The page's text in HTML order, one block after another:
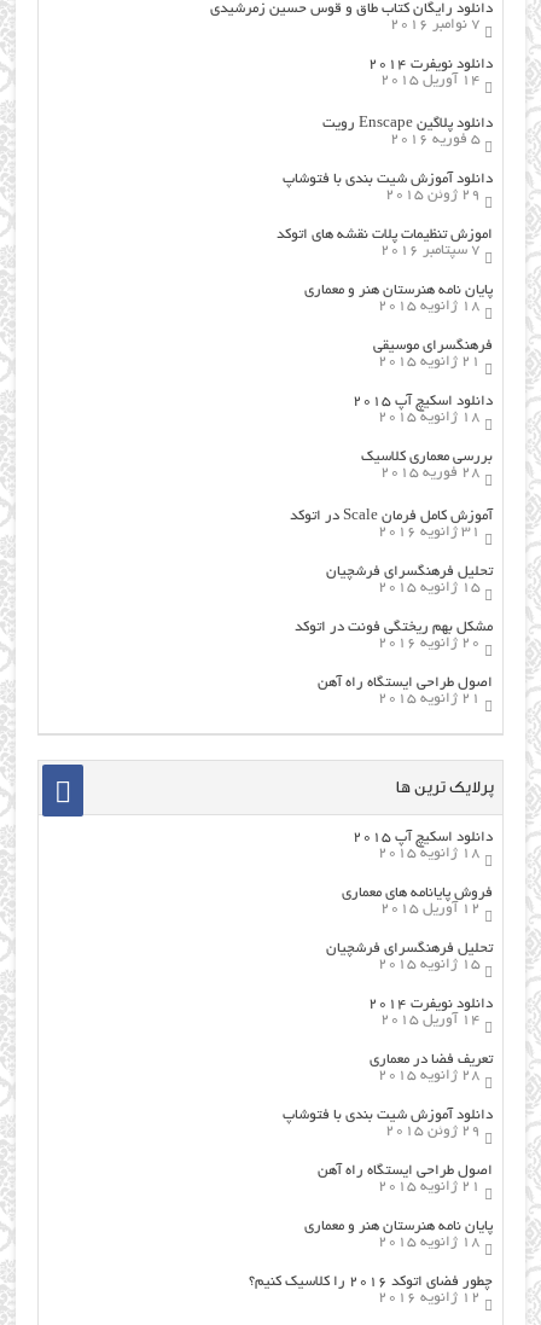
دانلود رایگان کتاب طاق و قوس حسین زمرشیدی
7 نوامبر 2016
دانلود نویفرت ۲۰۱۴
14 آوریل 2015
دانلود پلاگین Enscape رویت
5 فوریه 2016
دانلود آموزش شیت بندی با فتوشاپ
29 ژوئن 2015
اموزش تنظیمات پلات نقشه های اتوکد
7 سپتامبر 2016
پایان نامه هنرستان هنر و معماري
18 ژانویه 2015
فرهنگسراي موسيقي
21 ژانویه 2015
دانلود اسکیچ آپ ۲۰۱۵
18 ژانویه 2015
بررسی معماری کلاسیک
28 فوریه 2015
آموزش کامل فرمان Scale در اتوکد
31 ژانویه 2016
تحلیل فرهنگسرای فرشچیان
15 ژانویه 2015
مشکل بهم ریختگی فونت در اتوکد
20 ژانویه 2016
اصول طراحي ایستگاه راه آهن
21 ژانویه 2015
پرلایک ترین ها
دانلود اسکیچ آپ ۲۰۱۵
18 ژانویه 2015
فروش پایانامه های معماری
12 آوریل 2015
تحلیل فرهنگسرای فرشچیان
15 ژانویه 2015
دانلود نویفرت ۲۰۱۴
14 آوریل 2015
تعریف فضا در معماری
28 ژانویه 2015
دانلود آموزش شیت بندی با فتوشاپ
29 ژوئن 2015
اصول طراحي ایستگاه راه آهن
21 ژانویه 2015
پایان نامه هنرستان هنر و معماري
18 ژانویه 2015
چطور فضای اتوکد ۲۰۱۶ را کلاسیک کنیم؟
12 ژانویه 2016